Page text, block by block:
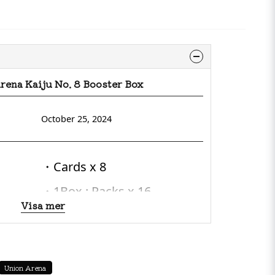
Kaiju No. 8 Booster Box
October 25, 2024
・Cards x 8
・1Box : Packs x 16
・R (Rare) : 12 types
Visa mer
Union Arena